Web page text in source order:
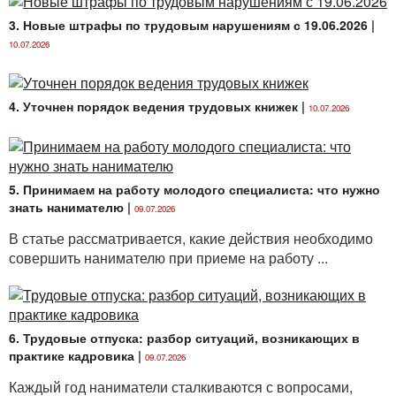
В рассматриваемом случае у работника имеются
основания требовать расторжения трудового
согласно ч. 4ст. 40 ТКв связи с нарушением
нанимателем законодательства о труде.
законодательства о труде, коллективного договора,
соглашения, трудового договора наниматель обязан
расторгнуть трудовой договор в срок, указанный
в заявлении работника (ч. 4
По мнению автора, норма ч. 2ст. 41 ТКдля
установления факта нарушения нанимателем
в случае расторжения трудового договора,
заключенного на неопределенный срок, не
применяется, а споры по вопросам их оценки
подведомственны органам по рассмотрению
ст. 233 ТК.
3. Новые штрафы по трудовым нарушениям с 19.06.2026 |
10.07.2026
4. Уточнен порядок ведения трудовых книжек | 10.07.2026
5. Принимаем на работу молодого специалиста: что нужно
знать нанимателю | 09.07.2026
В статье рассматривается, какие действия необходимо
совершить нанимателю при приеме на работу ...
6. Трудовые отпуска: разбор ситуаций, возникающих в
практике кадровика | 09.07.2026
Каждый год наниматели сталкиваются с вопросами,